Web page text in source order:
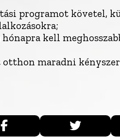
programot követel,
kell
maradni